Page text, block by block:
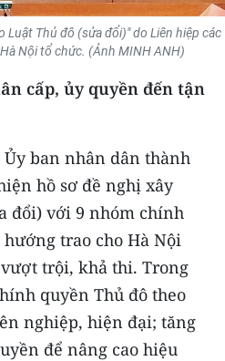
MỖI XÃ
Luật Thủ đô (sửa đổi)" do Liên hiệp các
Nội tổ chức. (Ảnh MINH ANH)
cấp, ủy quyền đến tận
ban nhân dân thành
hồ sơ đề nghị xây
đổi) với 9 nhóm chính
trao cho Hà Nội
trội, khả thi. Trong
quyền Thủ đô theo
nghiệp, hiện đại; tăng
để nâng cao hiệu